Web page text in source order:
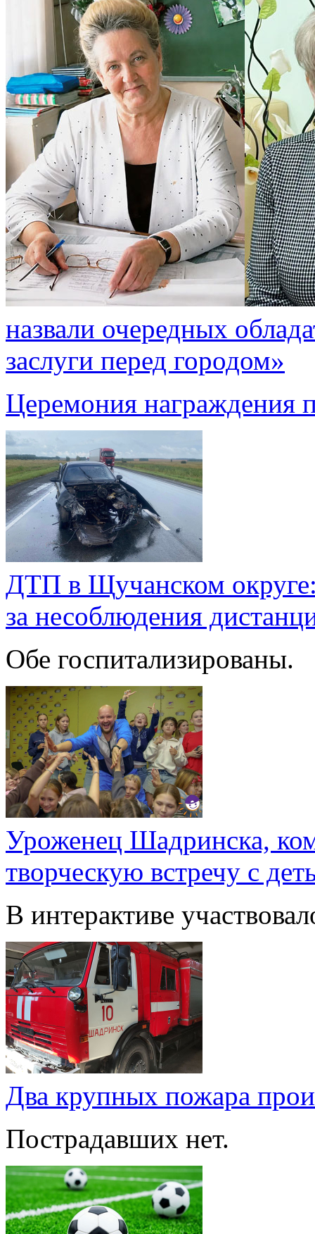
назвали очередных
заслуги перед городом»
Церемония награждения
ДТП в Щучанском
за несоблюдения
Обе госпитализированы.
Уроженец Шадринска,
творческую встречу с
В интерактиве
Два крупных пожара
Пострадавших нет.